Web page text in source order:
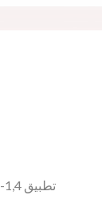
تطبيق 1,4-بيوتانيديول